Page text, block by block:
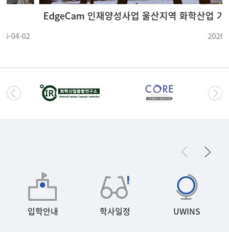
EdgeCam 인재양성사업 울산지역 화학산업 기업체 견학 및 강연회(26.05.22 ~ 26.05.23) (3)
2026-05-28
입학안내 학사일정 UWINS